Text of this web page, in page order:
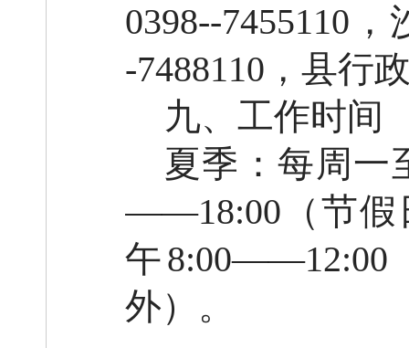
0398--7455110
-7488110，县行
九、工作时间
夏季：每周一
——18:00（节假
午8:00——12:00
外）。